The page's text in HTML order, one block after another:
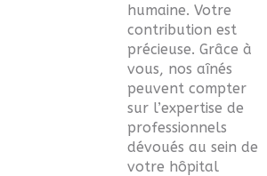
humaine. Votre
contribution est
précieuse. Grâce à
vous, nos aînés
peuvent compter
sur l’expertise de
professionnels
dévoués au sein de
votre hôpital